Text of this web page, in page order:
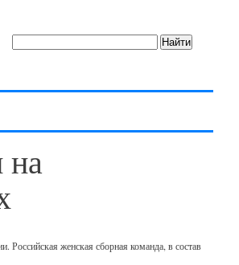
на
женская сборная команда, в состав